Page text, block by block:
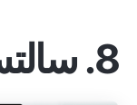
8. سالتستاك